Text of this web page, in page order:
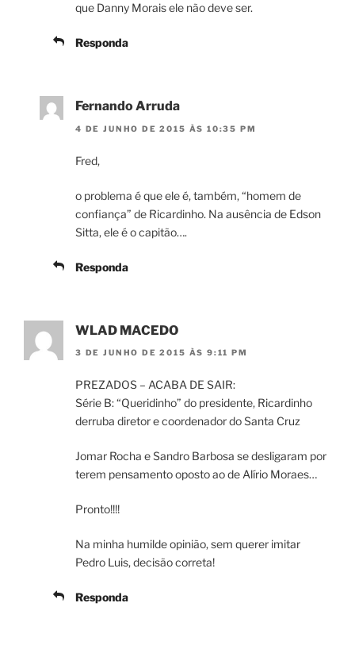
que Danny Morais ele não deve ser.
Responda
Fernando Arruda
4 DE JUNHO DE 2015 ÀS 10:35 PM
Fred,
o problema é que ele é, também, “homem de
confiança” de Ricardinho. Na ausência de Edson
Sitta, ele é o capitão….
Responda
WLAD MACEDO
3 DE JUNHO DE 2015 ÀS 9:11 PM
PREZADOS – ACABA DE SAIR:
Série B: “Queridinho” do presidente, Ricardinho
derruba diretor e coordenador do Santa Cruz
Jomar Rocha e Sandro Barbosa se desligaram por
terem pensamento oposto ao de Alírio Moraes…
Pronto!!!!
Na minha humilde opinião, sem querer imitar
Pedro Luis, decisão correta!
Responda